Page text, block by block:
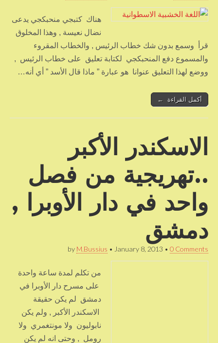
هناك كتبجي منحبكجي يدعى
نضال نعيسة , وهذا المخلوق
قرأ وسمع بدون شك خطاب الرئيس , والخطاب المقروء
والمسموع دفع المنحبكجي لكتابة تعليق على خطاب الرئيس ,
ووضع لهذا التعليق عنوانا هو عبارة ” ماذا قال الأسد ” أي أنه…
أكمل القراءة ←
الاسكندر الأكبر
..تهريجية من فصل
واحد في دار الأوبرا ,
دمشق
by M.Bussius • January 8, 2013 • 0 Comments
من تكلم لمدة ساعة واحدة
على مسرح دار الأوبرا في
دمشق لم يكن حقيقة
الاسكندر الأكبر , ولم يكن
نابوليون ولا مونتغمري ولا
رومل , وحتى انه لم يكن